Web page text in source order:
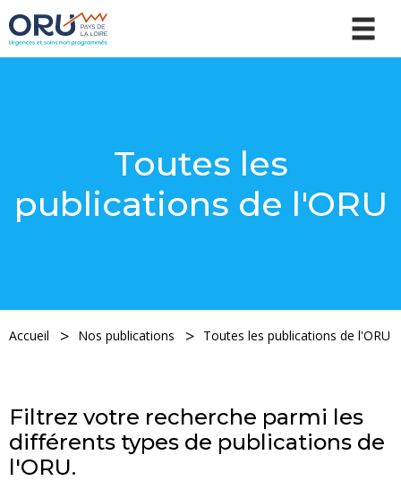
Toutes les
publications de l'ORU
Accueil Nos publications Toutes les publications de l'ORU
Filtrez votre recherche parmi les
différents types de publications de
l'ORU.